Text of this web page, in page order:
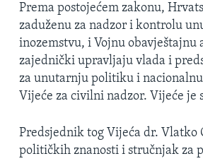
Prema postojećem zakonu,
zaduženu za nadzor i kontrolu
inozemstvu, i Vojnu
zajednički upravljaju vlada i
za unutarnju politiku i
Vijeće za civilni nadzor. Vijeće je
Predsjednik tog Vijeća dr. Vlatko
političkih znanosti i stručnjak za